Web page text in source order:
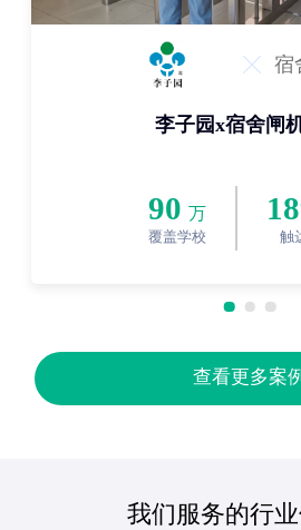
宿
李子园x宿舍闸
90 万
覆盖学校 触
查看更多案例
我们服务的行